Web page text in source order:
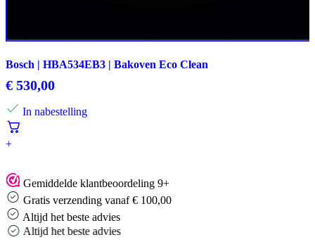
Bosch | HBA534EB3 | Bakoven Eco Clean
€ 530,00
In nabestelling
+
Gemiddelde klantbeoordeling 9+
Gratis verzending vanaf € 100,00
Altijd het beste advies
Altijd het beste advies